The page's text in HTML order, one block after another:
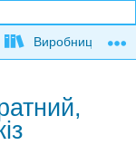
Виробництво